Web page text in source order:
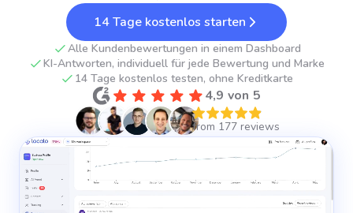
14 Tage kostenlos starten
Alle Kundenbewertungen in einem Dashboard
KI-Antworten, individuell für jede Bewertung und Marke
14 Tage kostenlos testen, ohne Kreditkarte
4,9 von 5